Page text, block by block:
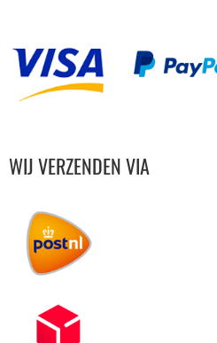
WIJ VERZENDEN VIA